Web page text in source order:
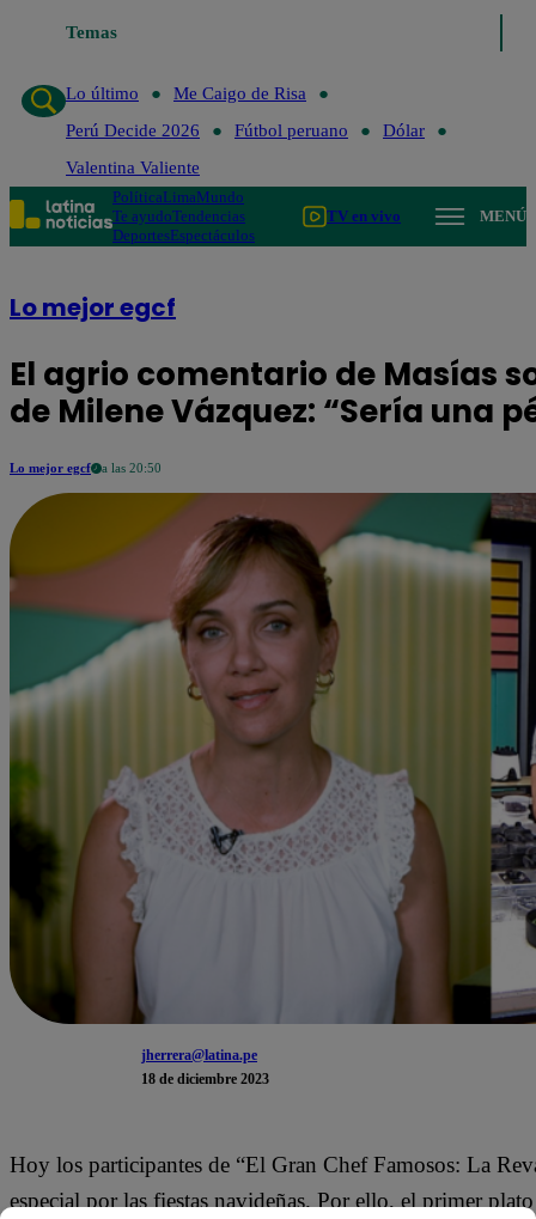
Temas
Lo último
Me Caigo de Risa
Perú Decide 2026
Fútbol peruano
Dólar
Valentina Valiente
PolíticaLimaMundo
Te ayudoTendencias
DeportesEspectáculos
TV en vivo MENÚ
Lo mejor egcf
El agrio comentario de Masías
de Milene Vázquez: “Sería una
Lo mejor egcf a las 20:50
jherrera@latina.pe
18 de diciembre 2023
Hoy los participantes de “El Gran Chef Famosos: La
especial por las fiestas navideñas. Por ello, el primer